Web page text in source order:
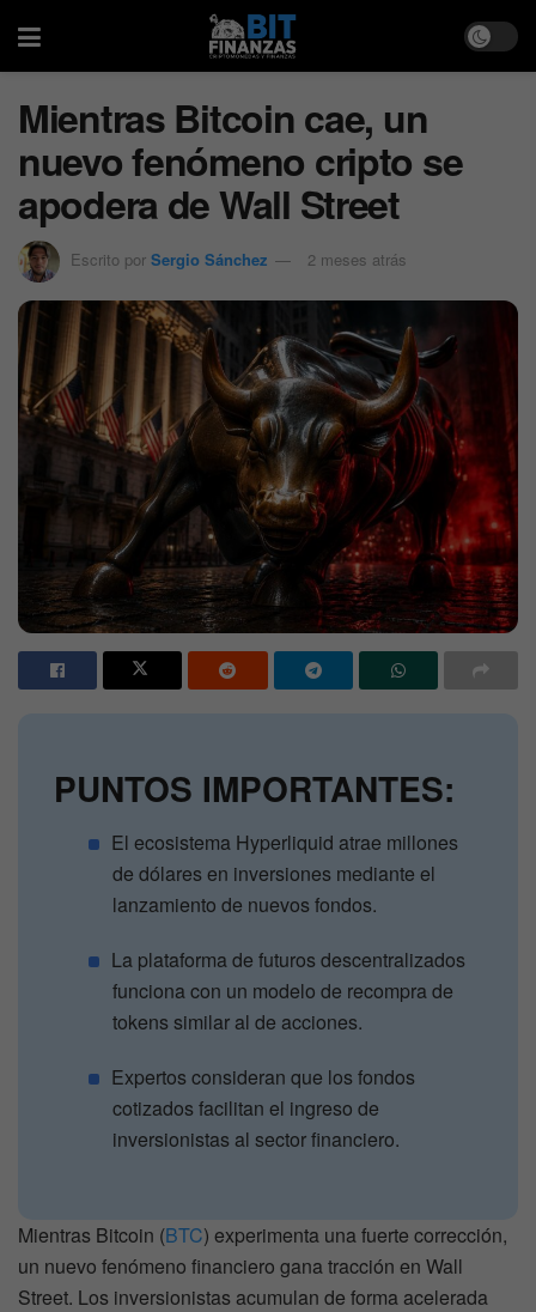
Mientras Bitcoin cae, un
nuevo fenómeno cripto se
apodera de Wall Street
Escrito por Sergio Sánchez 2 meses atrás
PUNTOS IMPORTANTES:
El ecosistema Hyperliquid atrae millones
de dólares en inversiones mediante el
lanzamiento de nuevos fondos.
La plataforma de futuros descentralizados
funciona con un modelo de recompra de
tokens similar al de acciones.
Expertos consideran que los fondos
cotizados facilitan el ingreso de
inversionistas al sector financiero.
Mientras Bitcoin (BTC) experimenta una fuerte corrección,
un nuevo fenómeno financiero gana tracción en Wall
Street. Los inversionistas acumulan de forma acelerada